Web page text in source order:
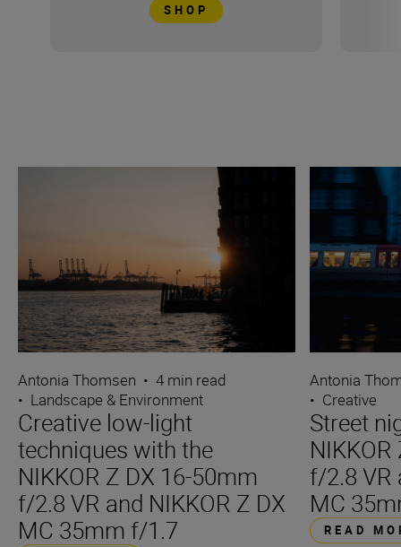
SHOP
Antonia Thomsen • 4 min read
• Landscape & Environment
Creative low-light
techniques with the
NIKKOR Z DX 16-50mm
f/2.8 VR and NIKKOR Z DX
MC 35mm f/1.7
Antonia
• Creative
Street
f/2.8 VR
MC
READ